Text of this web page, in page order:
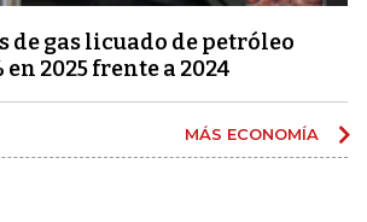
gas licuado de petróleo
en 2025 frente a 2024
MÁS ECONOMÍA